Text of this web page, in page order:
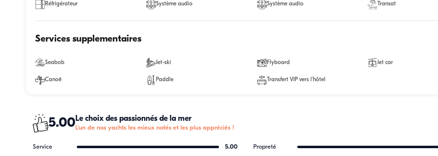
Réfrigérateur Système audio Système audio Transat
Services supplementaires
Seabob Jet-ski Flyboard Jet car
Canoë Paddle Transfert VIP vers l'hôtel
5.00Le choix des passionnés de la mer
L'un de nos yachts les mieux notés et les plus appréciés !
Service 5.00 Propreté